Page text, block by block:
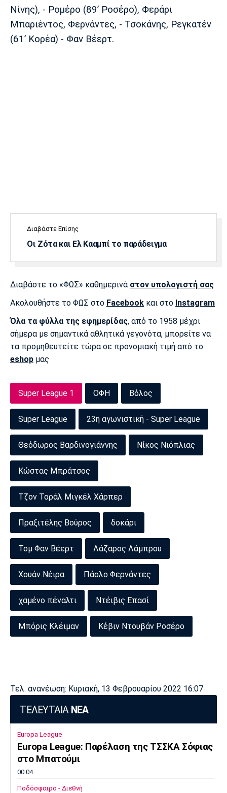
Νίνης), - Ρομέρο (89’ Ροσέρο), Φεράρι
Μπαριέντος, Φερνάντες, - Τσοκάνης, Ρεγκατέν
(61’ Κορέα) - Φαν Βέερτ.
Διαβάστε Επίσης
Οι Ζότα και Ελ Κααμπί το παράδειγμα
Διαβάστε το «ΦΩΣ» καθημερινά στον υπολογιστή σας
Ακολουθήστε το ΦΩΣ στο Facebook και στο Instagram
Όλα τα φύλλα της εφημερίδας, από το 1958 μέχρι
σήμερα με σημαντικά αθλητικά γεγονότα, μπορείτε να
τα προμηθευτείτε τώρα σε προνομιακή τιμή από το
eshop μας
Super League 1 ΟΦΗ Βόλος
Super League 23η αγωνιστική - Super League
Θεόδωρος Βαρδινογιάννης Νίκος Νιόπλιας
Κώστας Μπράτσος
Τζον Τοράλ Μιγκέλ Χάρπερ
Πραξιτέλης Βούρος δοκάρι
Τομ Φαν Βέερτ Λάζαρος Λάμπρου
Χουάν Νέιρα Πάολο Φερνάντες
χαμένο πέναλτι Ντέιβις Επασί
Μπόρις Κλέιμαν Κέβιν Ντουβάν Ροσέρο
Τελ. ανανέωση: Κυριακή, 13 Φεβρουαρίου 2022 16:07
ΤΕΛΕΥΤΑΙΑ ΝΕΑ
Europa League
Europa League: Παρέλαση της ΤΣΣΚΑ Σόφιας
στο Μπατούμι
00:04
Ποδόσφαιρο - Διεθνή